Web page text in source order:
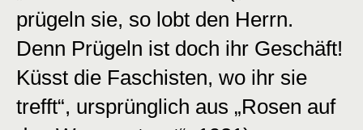
prügeln sie, so lobt den Herrn.
Denn Prügeln ist doch ihr Geschäft!
Küsst die Faschisten, wo ihr sie
trefft“, ursprünglich aus „Rosen auf